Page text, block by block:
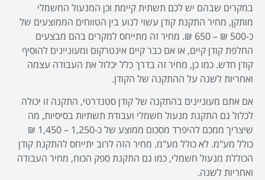
במקרים שבהם יש לכם תשתית קיימת וכן המנעול החשמלי
מותקן, מחיר התקנת קודן עשוי לנוע בין הטווחים הממוצעים של
כ-500 ₪ – 650 ₪. מחיר זה מתייחס למקרים בהם מבצעים
החלפת קודן קיים, או אם כבר קיים אינטרקום ומעוניינים להוסיף
קודן חדש. כמו כן, מחיר זה בדרך כלל יכלול את העבודה עצמה
ואחריות לשנה על ההתקנה של הקודן.
אם אתם מעוניינים בהתקנה של קודן סטנדרטי, התקנה זו יכולה
לכלול גם התקנת מנעול חשמלי ועבודת תשתיות בסיסיות, מה
שיצריך ממכם להיפרד מסכום ממוצע של כ-1,250 – 1,450 ₪
כולל מע"מ. לא כולל מע"מ. מחיר הזה לרוב יתייחס להתקנת קודן
הכוללת מנעול חשמלי, כמו גם התקנת ספק הכוח, מחיר העבודה
ואחריות לשנה.